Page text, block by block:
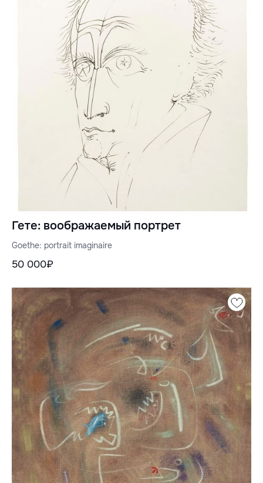
Гете: воображаемый портрет
Goethe: portrait imaginaire
50 000₽